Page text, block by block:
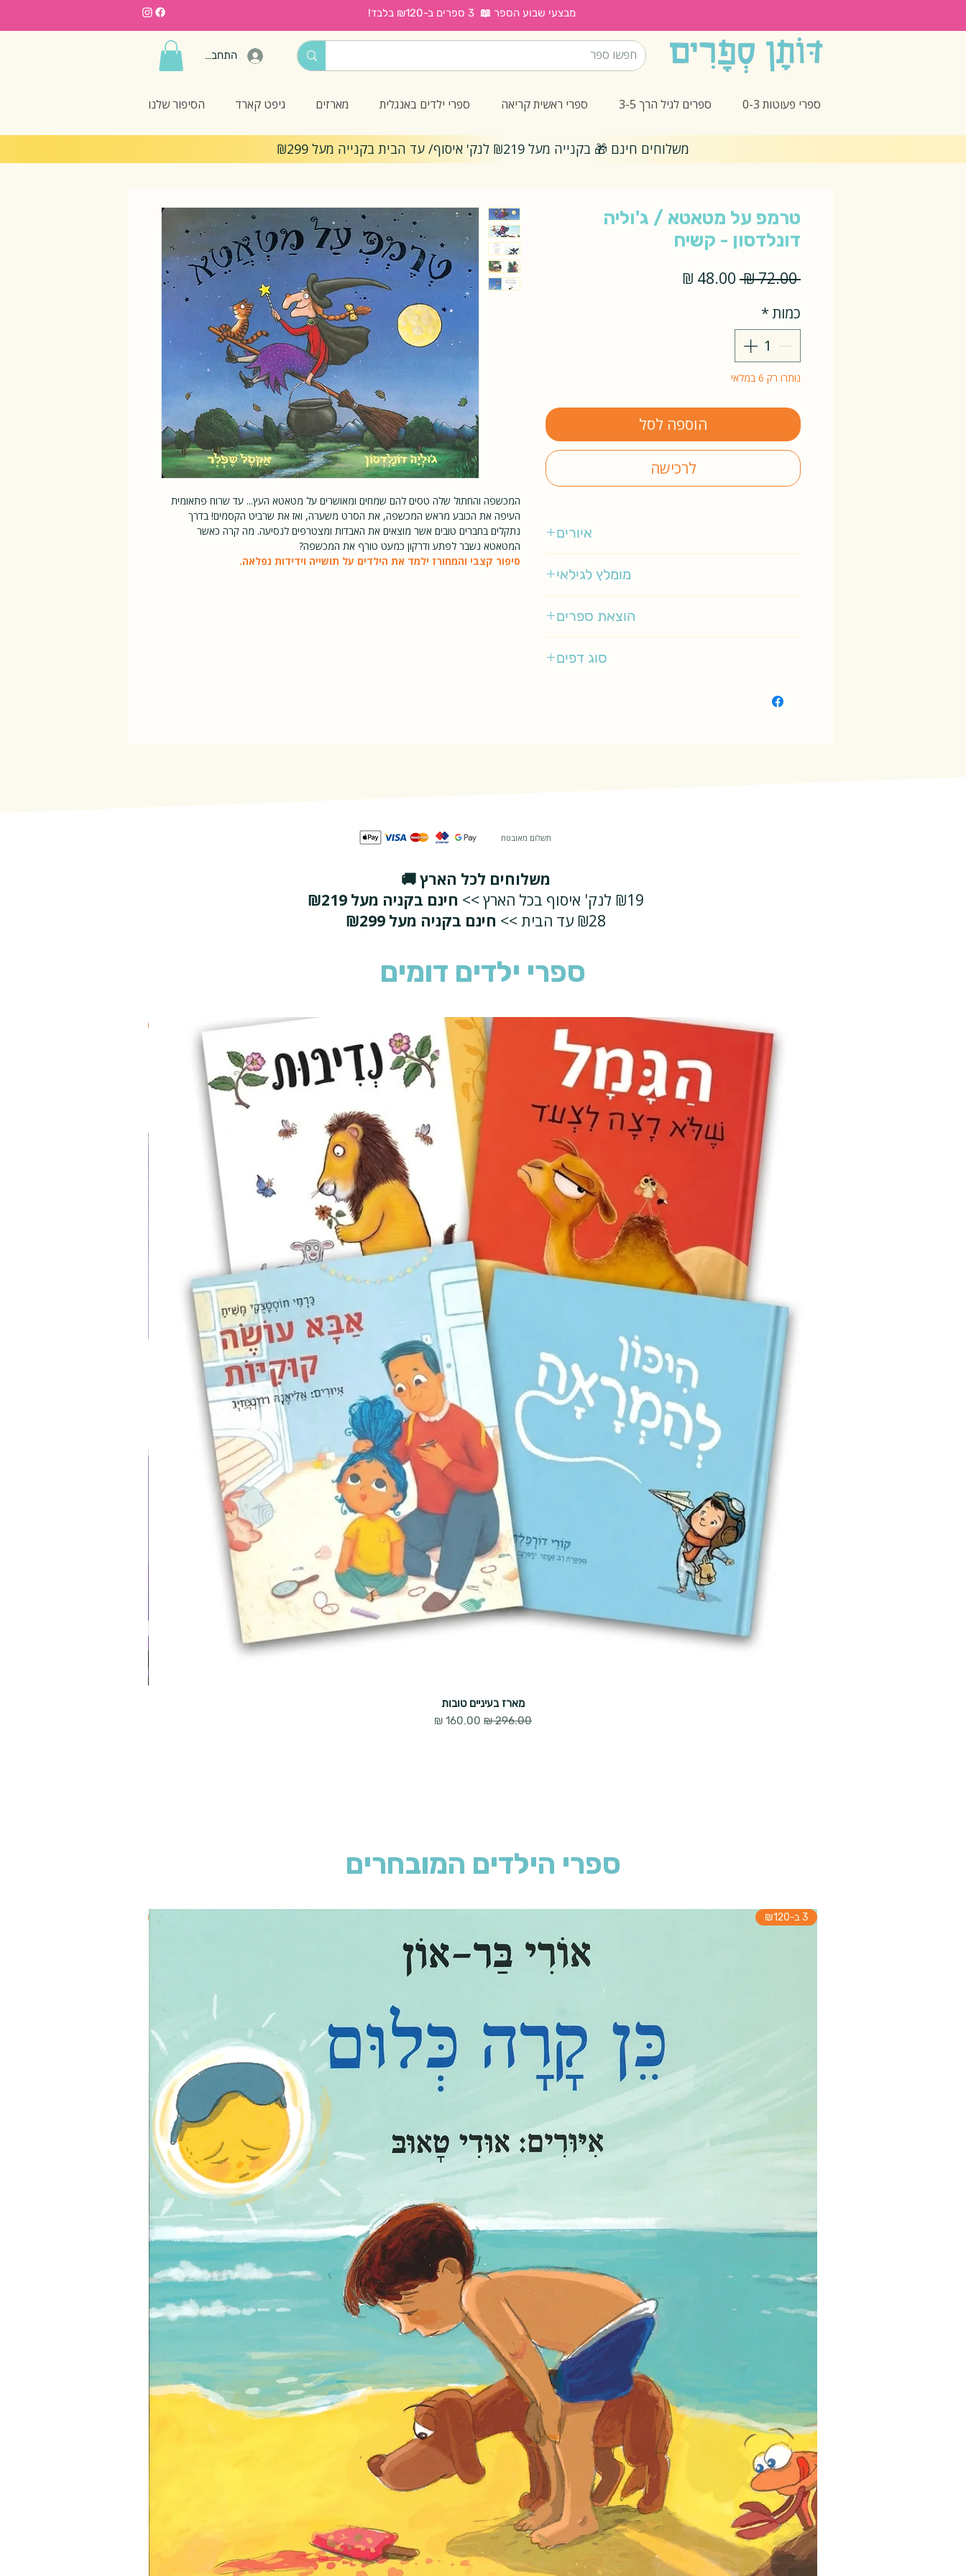
מבצעי שבוע הספר 📖 3 ספרים ב-₪120 בלבד!
התחברות
ספרי פעוטות 0-3 ספרים לגיל הרך 3-5 ספרי ראשית קריאה ספרי ילדים באנגלית מארזים גיפט קארד הסיפור שלנו
משלוחים חינם 🎁 בקנייה מעל ₪219 לנק' איסוף/ עד הבית בקנייה מעל ₪299
המכשפה והחתול שלה טסים להם שמחים ומאושרים על מטאטא העץ... עד שרוח פתאומית
העיפה את הכובע מראש המכשפה, את הסרט משערה, ואז את שרביט הקסמים! בדרך
נתקלים בחברים טובים אשר מוצאים את האבדות ומצטרפים לנסיעה. מה קרה כאשר
המטאטא נשבר לפתע ודרקון כמעט טורף את המכשפה?
סיפור קצבי והמחורז ילמד את הילדים על תושייה וידידות נפלאה.
טרמפ על מטאטא / ג'וליה
דונלדסון - קשיח
‏72.00 ‏₪
מחיר
כמות*
נותרו רק 6 במלאי
הוספה לסל
לרכישה
איורים
מומלץ לגילאי
הוצאת ספרים
סוג דפים
תשלום מאובטח
משלוחים לכל הארץ 🚚
₪19 לנק' איסוף בכל הארץ >>
חינם בקניה מעל ₪219
₪28 עד הבית >>
חינם בקניה מעל ₪299
ספרי ילדים דומים
מארז בעיניים טובות
מחיר רגיל
מחיר מבצע
ספרי הילדים המובחרים
3 ב-₪120